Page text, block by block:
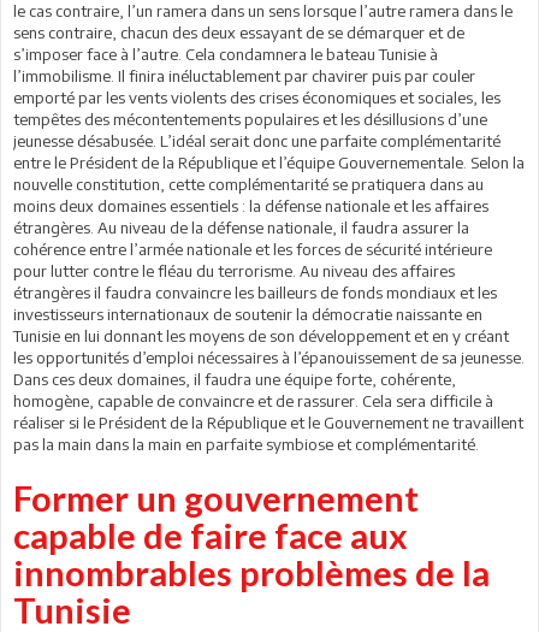
le cas contraire, l’un ramera dans un sens lorsque l’autre ramera dans le
sens contraire, chacun des deux essayant de se démarquer et de
s’imposer face à l’autre. Cela condamnera le bateau Tunisie à
l’immobilisme. Il finira inéluctablement par chavirer puis par couler
emporté par les vents violents des crises économiques et sociales, les
tempêtes des mécontentements populaires et les désillusions d’une
jeunesse désabusée. L’idéal serait donc une parfaite complémentarité
entre le Président de la République et l’équipe Gouvernementale. Selon la
nouvelle constitution, cette complémentarité se pratiquera dans au
moins deux domaines essentiels : la défense nationale et les affaires
étrangères. Au niveau de la défense nationale, il faudra assurer la
cohérence entre l’armée nationale et les forces de sécurité intérieure
pour lutter contre le fléau du terrorisme. Au niveau des affaires
étrangères il faudra convaincre les bailleurs de fonds mondiaux et les
investisseurs internationaux de soutenir la démocratie naissante en
Tunisie en lui donnant les moyens de son développement et en y créant
les opportunités d’emploi nécessaires à l’épanouissement de sa jeunesse.
Dans ces deux domaines, il faudra une équipe forte, cohérente,
homogène, capable de convaincre et de rassurer. Cela sera difficile à
réaliser si le Président de la République et le Gouvernement ne travaillent
pas la main dans la main en parfaite symbiose et complémentarité.
Former un gouvernement
capable de faire face aux
innombrables problèmes de la
Tunisie